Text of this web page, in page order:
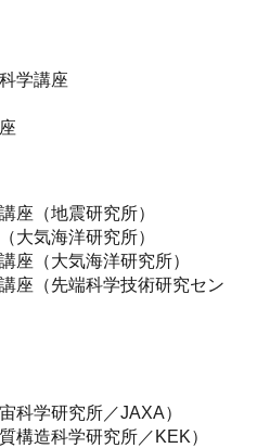
学講座
座（地震研究所）
大気海洋研究所）
座（大気海洋研究所）
座（先端科学技術研究セン
科学研究所／JAXA）
構造科学研究所／KEK）